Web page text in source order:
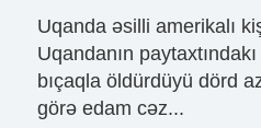
Uqanda əsilli amerikalı
Uqandanın
bıçaqla öldürdüyü dörd
görə edam cəz...